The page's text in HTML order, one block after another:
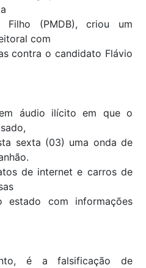
Filho (PMDB), criou um
com
contra o candidato Flávio
áudio ilícito em que o
sexta (03) uma onda de
de internet e carros de
com informações
é a falsificação de